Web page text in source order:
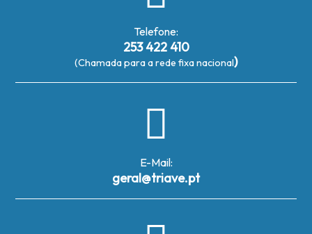
Telefone:
253 422 410
(Chamada para a rede fixa nacional)
E-Mail:
geral@triave.pt